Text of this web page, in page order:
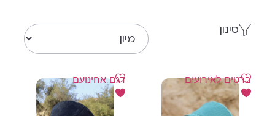
סינון
ברטים לאירועים דגם אחינועם